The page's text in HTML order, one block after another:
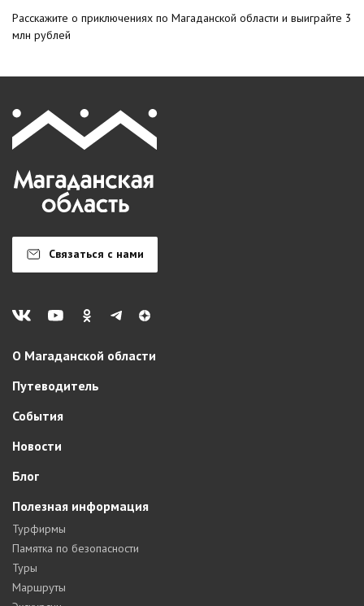
Расскажите о приключениях по Магаданской области и выиграйте 3
млн рублей
Связаться с нами
О Магаданской области
Путеводитель
События
Новости
Блог
Полезная информация
Турфирмы
Памятка по безопасности
Туры
Маршруты